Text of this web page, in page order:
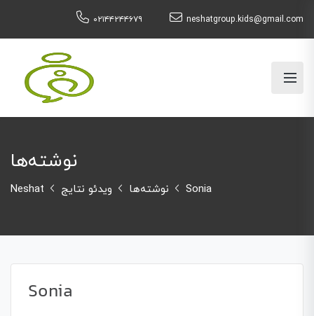
۰۲۱۴۴۲۴۴۶۷۹ neshatgroup.kids@gmail.com
نوشته‌ها
Neshat نوشته‌ها ویدئو نتایج Sonia
Sonia